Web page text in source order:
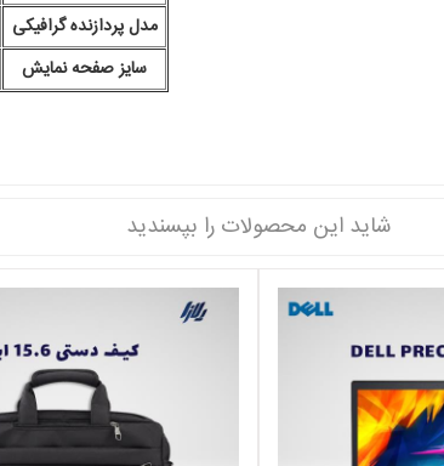
مدل پردازنده گرافیکی
سایز صفحه نمایش
شاید این محصولات را بپسندید